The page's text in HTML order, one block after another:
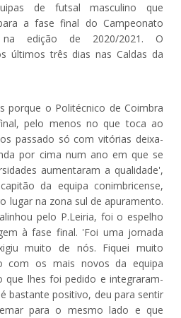
de futsal masculino que
a fase final do Campeonato
na edição de 2020/2021. O
últimos três dias nas Caldas da
porque o Politécnico de Coimbra
pelo menos no que toca ao
passado só com vitórias deixa-
por cima num ano em que se
aumentaram a qualidade',
da equipa conimbricense,
lugar na zona sul de apuramento.
pelo P.Leiria, foi o espelho
à fase final. 'Foi uma jornada
muito de nós. Fiquei muito
com os mais novos da equipa
que lhes foi pedido e integraram-
bastante positivo, deu para sentir
para o mesmo lado e que